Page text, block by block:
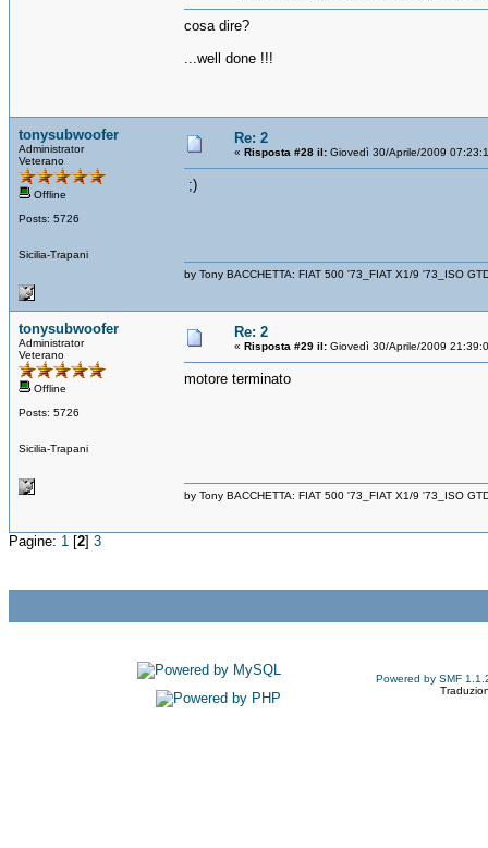
cosa dire?
...well done !!!
tonysubwoofer
Administrator
Veterano
Offline
Posts: 5726
Sicilia-Trapani
Re: 2
« Risposta #28 il: Giovedì 30/Aprile/2009
;)
by Tony BACCHETTA: FIAT 500 '73_FIAT X1/9 '73_ISO
tonysubwoofer
Administrator
Veterano
Offline
Posts: 5726
Sicilia-Trapani
Re: 2
« Risposta #29 il: Giovedì 30/Aprile/2009
motore terminato
by Tony BACCHETTA: FIAT 500 '73_FIAT X1/9 '73_ISO
Pagine: 1 [2] 3
Powered by SMF